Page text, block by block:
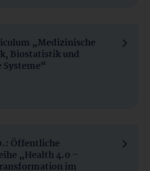
„Medizinische
Biostatistik und
Öffentliche
„Health 4.0 –
im